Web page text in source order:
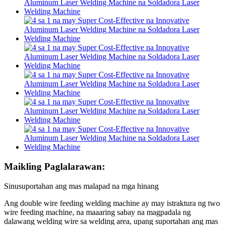
Maikling Paglalarawan:
Sinusuportahan ang mas malapad na mga hinang
Ang double wire feeding welding machine ay may istraktura ng two
wire feeding machine, na maaaring sabay na magpadala ng
dalawang welding wire sa welding area, upang suportahan ang mas